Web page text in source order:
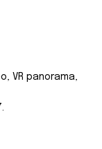
VR panorama,